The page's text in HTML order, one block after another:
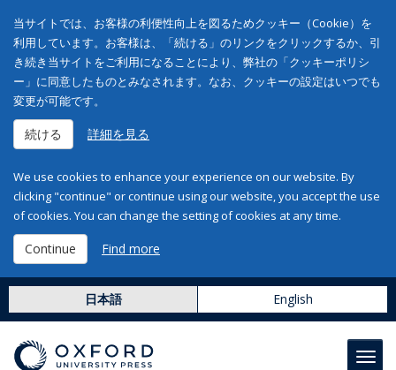
当サイトでは、お客様の利便性向上を図るためクッキー（Cookie）を
利用しています。お客様は、「続ける」のリンクをクリックするか、引
き続き当サイトをご利用になることにより、弊社の「クッキーポリシ
ー」に同意したものとみなされます。なお、クッキーの設定はいつでも
変更が可能です。
続ける 詳細を見る
We use cookies to enhance your experience on our website. By
clicking "continue" or continue using our website, you accept the use
of cookies. You can change the setting of cookies at any time.
Continue Find more
日本語 English